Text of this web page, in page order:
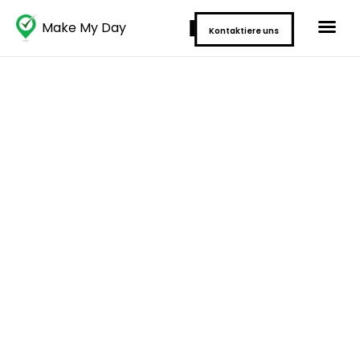
Make My Day Kontaktiere uns